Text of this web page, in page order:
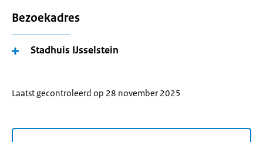
Bezoekadres
Stadhuis IJsselstein
Laatst gecontroleerd op 28 november 2025